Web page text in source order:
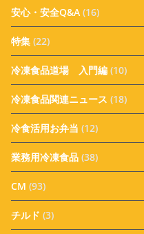
安心・安全Q&A (16)
特集 (22)
冷凍食品道場 入門編 (10)
冷凍食品関連ニュース (18)
冷食活用お弁当 (12)
業務用冷凍食品 (38)
CM (93)
チルド (3)